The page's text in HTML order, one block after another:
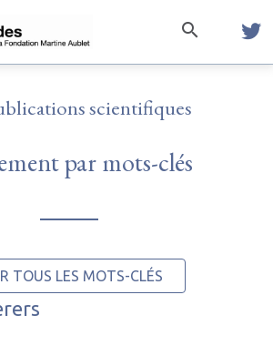
scientifiques
par mots-clés
TOUS LES MOTS-CLÉS